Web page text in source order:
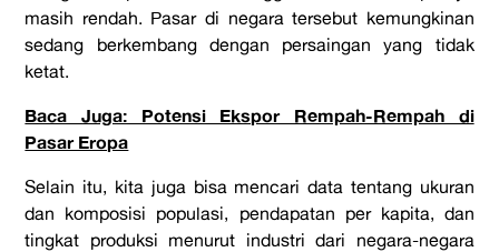
masih rendah. Pasar di negara tersebut kemungkinan
sedang berkembang dengan persaingan yang tidak
ketat.
Baca Juga: Potensi Ekspor Rempah-Rempah di
Pasar Eropa
Selain itu, kita juga bisa mencari data tentang ukuran
dan komposisi populasi, pendapatan per kapita, dan
tingkat produksi menurut industri dari negara-negara